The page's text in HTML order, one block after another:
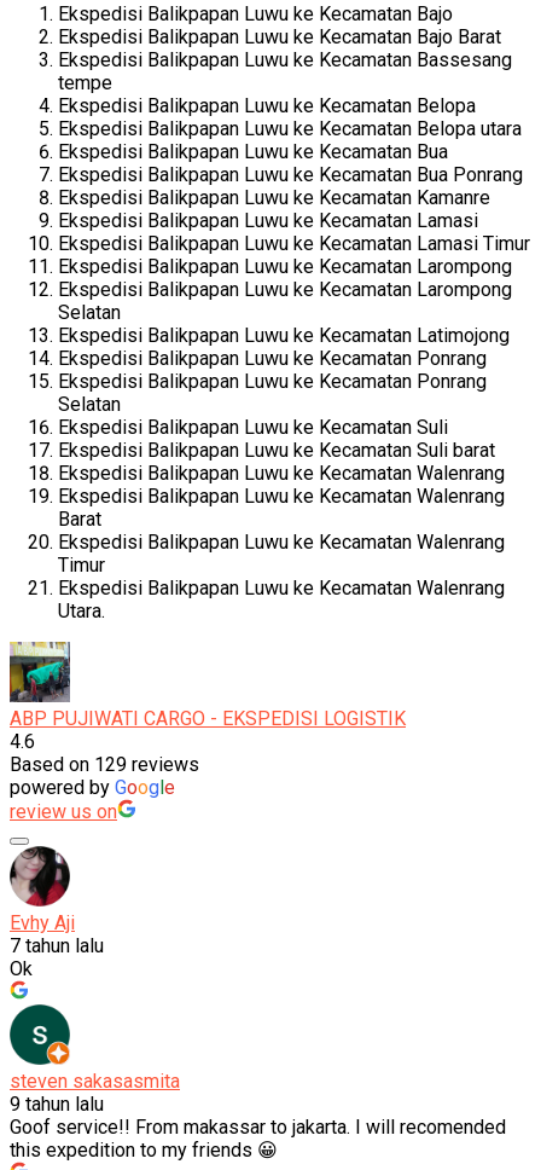
Ekspedisi Balikpapan Luwu ke Kecamatan Bajo
Ekspedisi Balikpapan Luwu ke Kecamatan Bajo Barat
Ekspedisi Balikpapan Luwu ke Kecamatan Bassesang
tempe
Ekspedisi Balikpapan Luwu ke Kecamatan Belopa
Ekspedisi Balikpapan Luwu ke Kecamatan Belopa utara
Ekspedisi Balikpapan Luwu ke Kecamatan Bua
Ekspedisi Balikpapan Luwu ke Kecamatan Bua Ponrang
Ekspedisi Balikpapan Luwu ke Kecamatan Kamanre
Ekspedisi Balikpapan Luwu ke Kecamatan Lamasi
Ekspedisi Balikpapan Luwu ke Kecamatan Lamasi Timur
Ekspedisi Balikpapan Luwu ke Kecamatan Larompong
Ekspedisi Balikpapan Luwu ke Kecamatan Larompong
Selatan
Ekspedisi Balikpapan Luwu ke Kecamatan Latimojong
Ekspedisi Balikpapan Luwu ke Kecamatan Ponrang
Ekspedisi Balikpapan Luwu ke Kecamatan Ponrang
Selatan
Ekspedisi Balikpapan Luwu ke Kecamatan Suli
Ekspedisi Balikpapan Luwu ke Kecamatan Suli barat
Ekspedisi Balikpapan Luwu ke Kecamatan Walenrang
Ekspedisi Balikpapan Luwu ke Kecamatan Walenrang
Barat
Ekspedisi Balikpapan Luwu ke Kecamatan Walenrang
Timur
Ekspedisi Balikpapan Luwu ke Kecamatan Walenrang
Utara.
ABP PUJIWATI CARGO - EKSPEDISI LOGISTIK
4.6
Based on 129 reviews
powered by Google
review us on
Evhy Aji
7 tahun lalu
Ok
steven sakasasmita
9 tahun lalu
Goof service!! From makassar to jakarta. I will recomended
this expedition to my friends 😀